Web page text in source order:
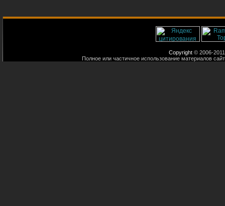
Copyright © 2006-
Полное или частичное использование материалов